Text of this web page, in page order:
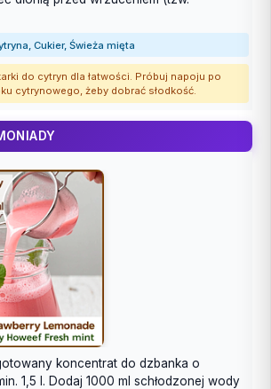
Cukier, Świeża mięta
do cytryn dla łatwości. Próbuj napoju po
cytrynowego, żeby dobrać słodkość.
koncentrat do dzbanka o
1,5 l. Dodaj 1000 ml schłodzonej wody